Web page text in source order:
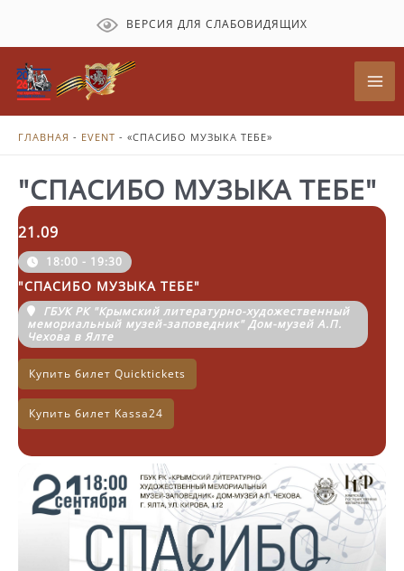
содержимому
ВЕРСИЯ ДЛЯ СЛАБОВИДЯЩИХ
ГЛАВНАЯ - EVENT - «СПАСИБО МУЗЫКА ТЕБЕ»
"СПАСИБО МУЗЫКА ТЕБЕ"
21.09
18:00 - 19:30
"СПАСИБО МУЗЫКА ТЕБЕ"
ГБУК РК "Крымский литературно-художественный
мемориальный музей-заповедник" Дом-музей А.П.
Чехова в Ялте
Купить билет Quicktickets
Купить билет Kassa24